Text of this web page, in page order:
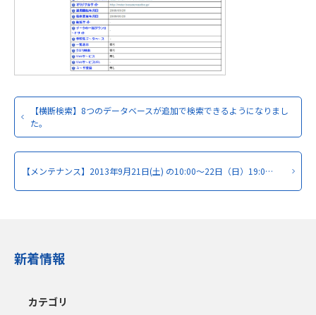
【横断検索】8つのデータベースが追加で検索できるようになりまし
た。
【メンテナンス】2013年9月21日(土) の10:00～22日（日）19:0…
新着情報
カテゴリ